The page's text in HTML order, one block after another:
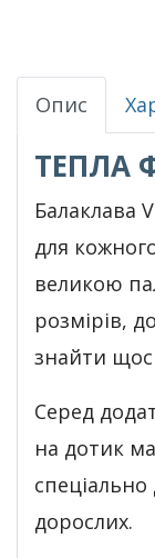
Опис
ТЕПЛА
Балаклава
для
великою
розмірів,
знайти
Серед
на дотик
спеціально
дорослих.